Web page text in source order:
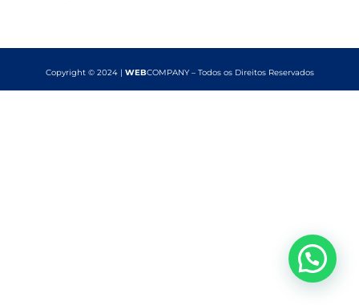
Copyright © 2024 | WEBCOMPANY – Todos os Direitos Reservados